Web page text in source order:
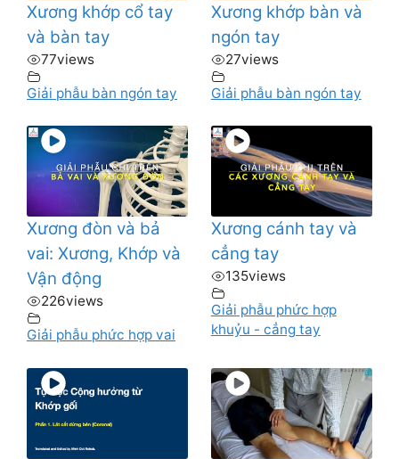
Xương khớp cổ tay
và bàn tay
77views
Giải phẫu bàn ngón tay
Xương khớp bàn và
ngón tay
27views
Giải phẫu bàn ngón tay
Xương đòn và bả
vai: Xương, Khớp và
Vận động
226views
Giải phẫu phức hợp vai
Xương cánh tay và
cẳng tay
135views
Giải phẫu phức hợp
khuỷu - cẳng tay